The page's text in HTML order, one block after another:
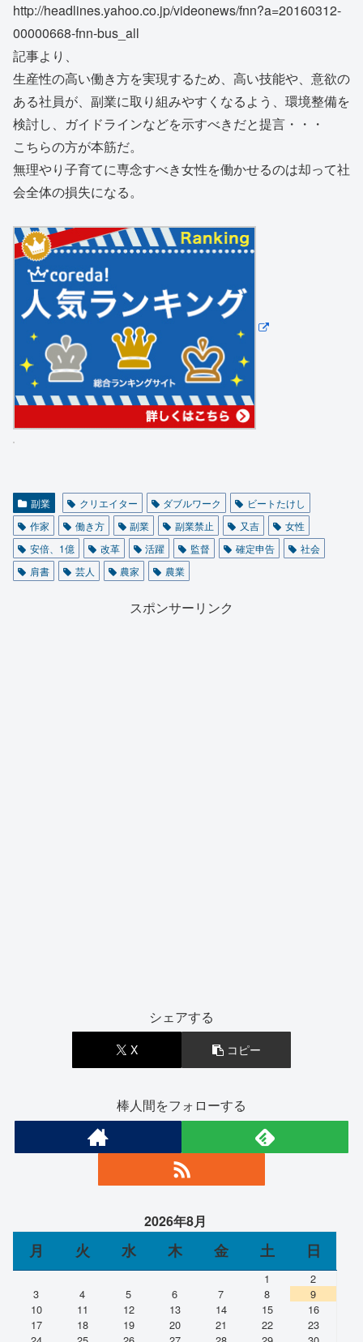
http://headlines.yahoo.co.jp/videonews/fnn?a=20160312-
00000668-fnn-bus_all
記事より、
生産性の高い働き方を実現するため、高い技能や、意欲の
ある社員が、副業に取り組みやすくなるよう、環境整備を
検討し、ガイドラインなどを示すべきだと提言・・・
こちらの方が本筋だ。
無理やり子育てに専念すべき女性を働かせるのは却って社
会全体の損失になる。
副業 クリエイター ダブルワーク
ビートたけし
作家
働き方 副業 副業禁止 又吉
女性
安倍、1億
改革 活躍 監督 確定申告
社会
肩書
芸人 農家 農業
スポンサーリンク
シェアする
X コピー
棒人間をフォローする
2026年8月
月 火 水 木 金 土 日
1
2
3
4 5 6 7 8
9
10
11 12 13 14 15
16
17
18 19 20 21 22
23